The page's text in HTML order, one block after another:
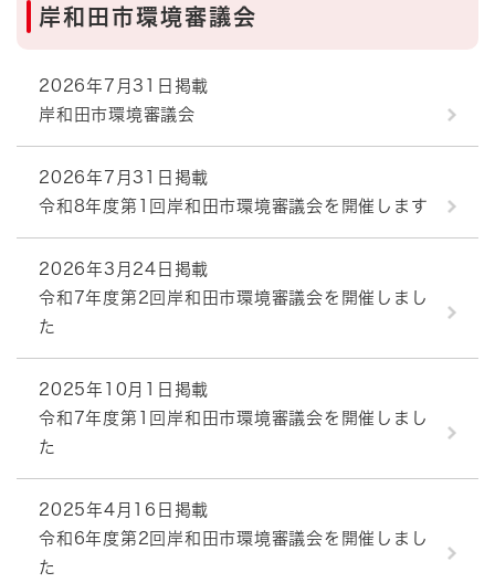
岸和田市環境審議会
2026年7月31日掲載
岸和田市環境審議会
2026年7月31日掲載
令和8年度第1回岸和田市環境審議会を開催します
2026年3月24日掲載
令和7年度第2回岸和田市環境審議会を開催しまし
た
2025年10月1日掲載
令和7年度第1回岸和田市環境審議会を開催しまし
た
2025年4月16日掲載
令和6年度第2回岸和田市環境審議会を開催しまし
た